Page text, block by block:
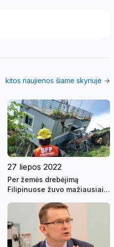
kitos naujienos šiame skyriuje →
27 liepos 2022
Per žemės drebėjimą
Filipinuose žuvo mažiausiai